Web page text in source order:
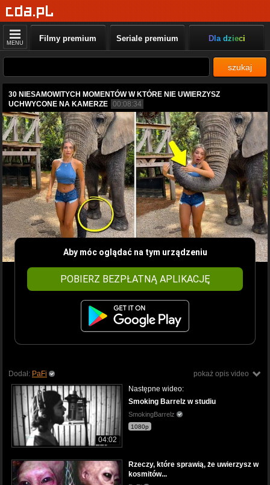
MENU Filmy premium Seriale premium Dla dzieci
szukaj
30 NIESAMOWITYCH MOMENTÓW W KTÓRE NIE UWIERZYSZ
UCHWYCONE NA KAMERZE 00:08:34
Aby móc oglądać na tym urządzeniu
POBIERZ BEZPŁATNĄ APLIKACJĘ
pokaż opis video
Dodał: PaFi
04:02
Następne wideo:
Smoking Barrelz w studiu
SmokingBarrelz
1080p
Rzeczy, które sprawią, że uwierzysz w
kosmitów...